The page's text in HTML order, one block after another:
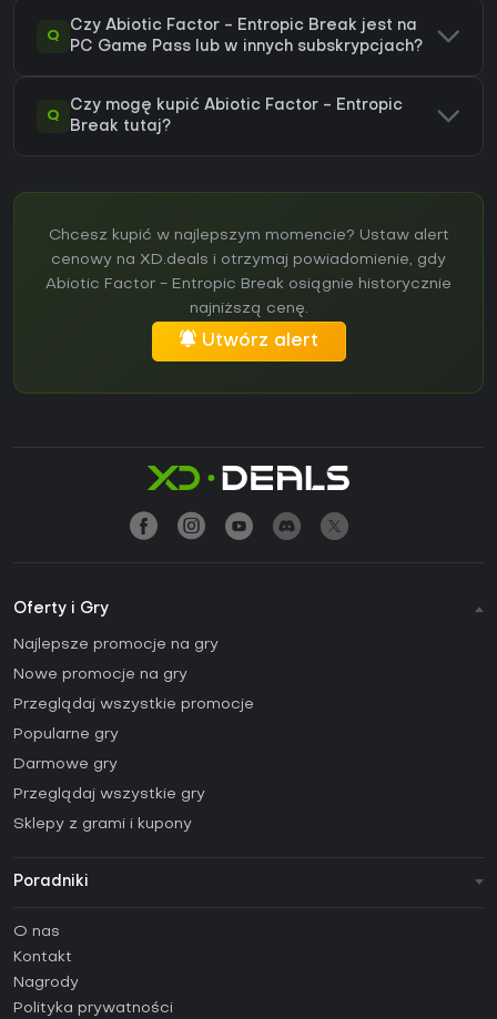
Q
Czy Abiotic Factor - Entropic Break jest na
PC Game Pass lub w innych subskrypcjach?
Q
Czy mogę kupić Abiotic Factor - Entropic
Break tutaj?
Chcesz kupić w najlepszym momencie? Ustaw alert
cenowy na XD.deals i otrzymaj powiadomienie, gdy
Abiotic Factor - Entropic Break osiągnie historycznie
najniższą cenę.
Utwórz alert
Oferty i Gry
Najlepsze promocje na gry
Nowe promocje na gry
Przeglądaj wszystkie promocje
Popularne gry
Darmowe gry
Przeglądaj wszystkie gry
Sklepy z grami i kupony
Poradniki
Poradniki
Jak aktywować klucz Steam (CD Key)?
Jak aktywować klucz Epic Games (CD Key)?
O nas
Kontakt
Nagrody
Polityka prywatności